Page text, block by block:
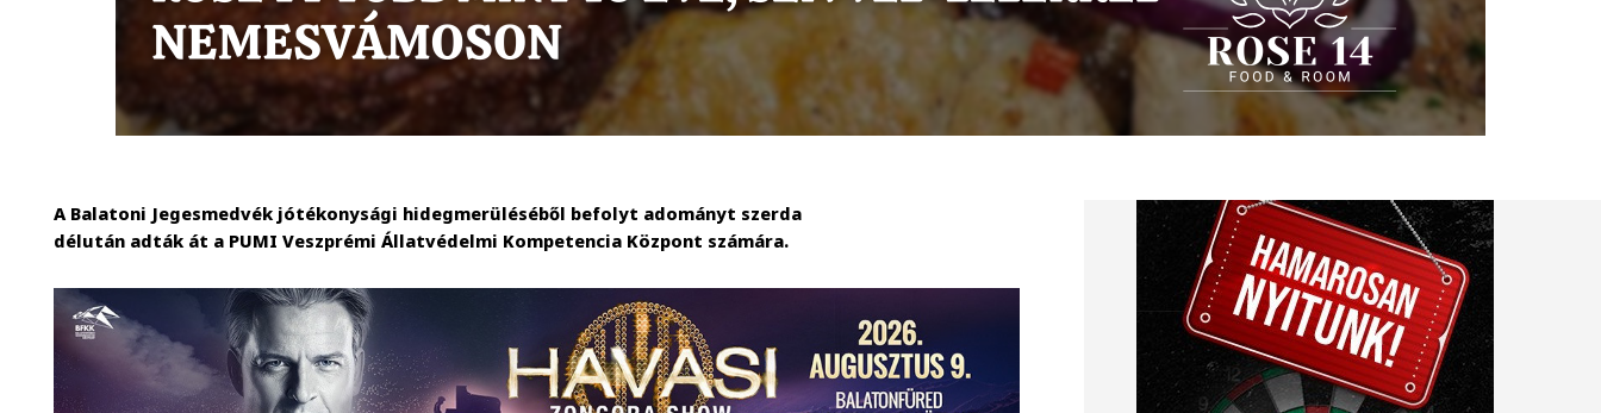
A Balatoni Jegesmedvék jótékonysági hidegmerüléséből befolyt adományt szerda
délután adták át a PUMI Veszprémi Állatvédelmi Kompetencia Központ számára.